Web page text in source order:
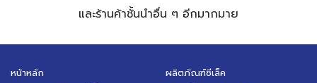
และร้านค้าชั้นนำอื่น ๆ อีกมากมาย
หน้าหลัก
ผลิตภัณฑ์ซีเล็ค